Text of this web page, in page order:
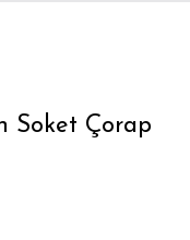
Soket Çorap